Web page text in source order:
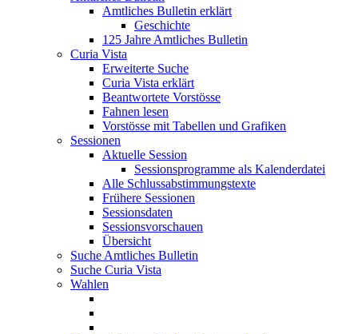
Amtliches Bulletin erklärt
Geschichte
125 Jahre Amtliches Bulletin
Curia Vista
Erweiterte Suche
Curia Vista erklärt
Beantwortete Vorstösse
Fahnen lesen
Vorstösse mit Tabellen und Grafiken
Sessionen
Aktuelle Session
Sessionsprogramme als Kalenderdatei
Alle Schlussabstimmungstexte
Frühere Sessionen
Sessionsdaten
Sessionsvorschauen
Übersicht
Suche Amtliches Bulletin
Suche Curia Vista
Wahlen